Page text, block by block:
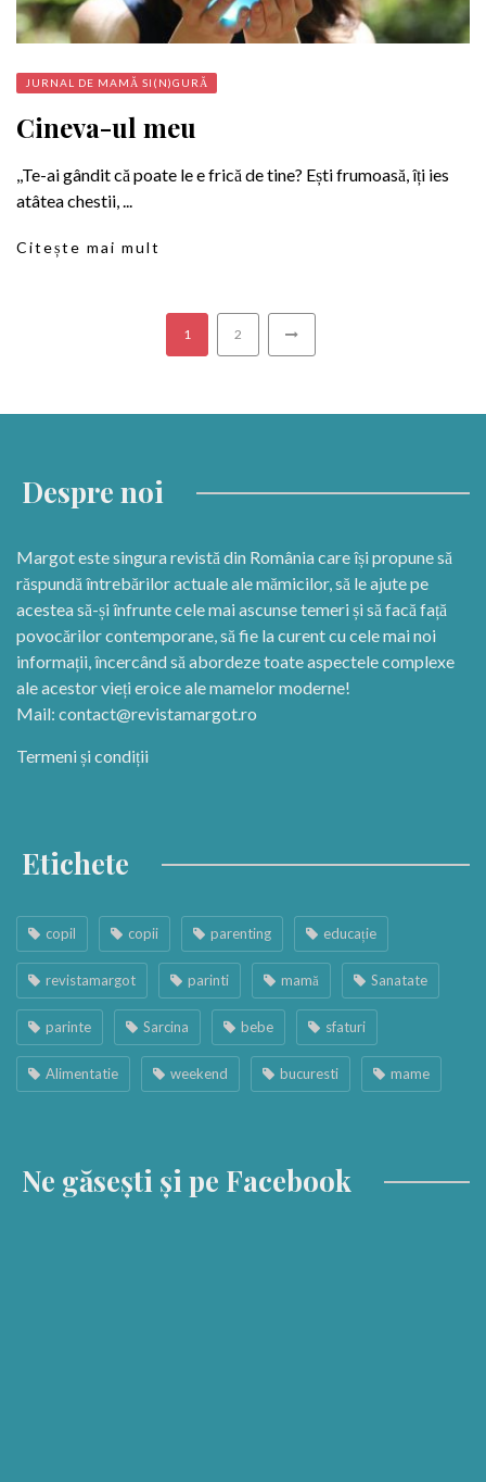
JURNAL DE MAMĂ SI(N)GURĂ
Cineva-ul meu
,,Te-ai gândit că poate le e frică de tine? Ești frumoasă, îți ies
atâtea chestii, ...
Citește mai mult
1 2
Despre noi
Margot este singura revistă din România care își propune să
răspundă întrebărilor actuale ale mămicilor, să le ajute pe
acestea să-și înfrunte cele mai ascunse temeri și să facă față
povocărilor contemporane, să fie la curent cu cele mai noi
informații, încercând să abordeze toate aspectele complexe
ale acestor vieți eroice ale mamelor moderne!
Mail: contact@revistamargot.ro
Termeni și condiții
Etichete
copil copii parenting educație
revistamargot parinti mamă Sanatate
parinte Sarcina bebe sfaturi
Alimentatie weekend bucuresti mame
Ne găsești și pe Facebook